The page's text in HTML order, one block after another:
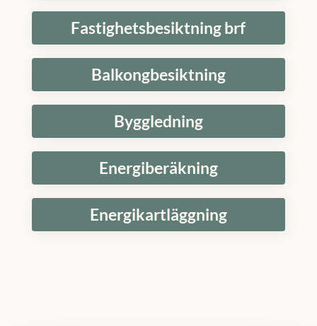
Fastighetsbesiktning brf
Balkongbesiktning
Byggledning
Energiberäkning
Energikartläggning